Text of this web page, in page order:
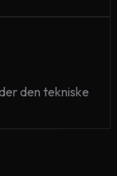
den tekniske